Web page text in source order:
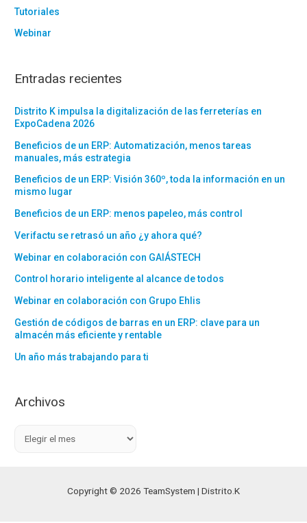
Tutoriales
Webinar
Entradas recientes
Distrito K impulsa la digitalización de las ferreterías en
ExpoCadena 2026
Beneficios de un ERP: Automatización, menos tareas
manuales, más estrategia
Beneficios de un ERP: Visión 360º, toda la información en un
mismo lugar
Beneficios de un ERP: menos papeleo, más control
Verifactu se retrasó un año ¿y ahora qué?
Webinar en colaboración con GAIÁSTECH
Control horario inteligente al alcance de todos
Webinar en colaboración con Grupo Ehlis
Gestión de códigos de barras en un ERP: clave para un
almacén más eficiente y rentable
Un año más trabajando para ti
Archivos
Copyright © 2026 TeamSystem | Distrito.K